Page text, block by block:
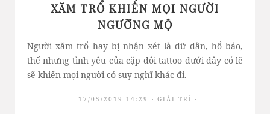
XĂM TRỔ KHIẾN MỌI NGƯỜI
NGƯỠNG MỘ
Người xăm trổ hay bị nhận xét là dữ dằn, hổ báo,
thế nhưng tình yêu của cặp đôi tattoo dưới đây có lẽ
sẽ khiến mọi người có suy nghĩ khác đi.
17/05/2019 14:29 GIẢI TRÍ